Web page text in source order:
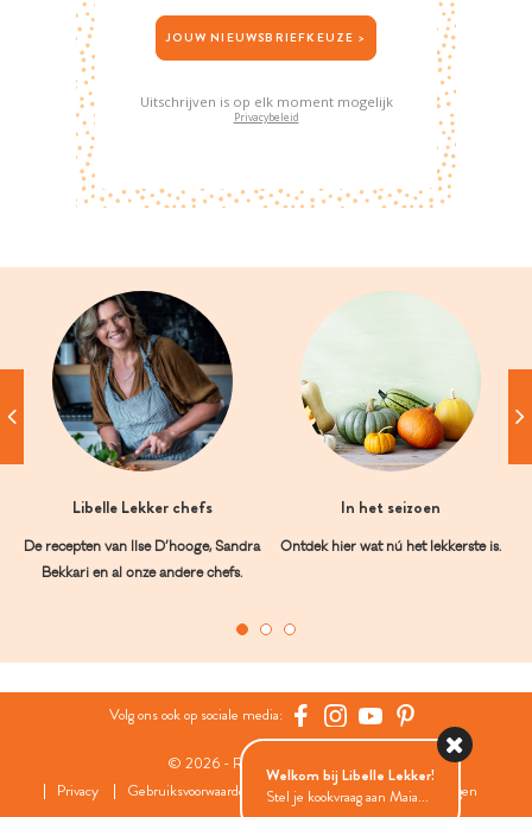
JOUW NIEUWSBRIEFKEUZE >
Uitschrijven is op elk moment mogelijk
Privacybeleid
Libelle Lekker chefs
De recepten van Ilse D’hooge, Sandra
Bekkari en al onze andere chefs.
In het seizoen
Ontdek hier wat nú het lekkerste is.
Volg ons ook op sociale media:
© 2026 - Roularta Media Group
Privacy
Gebruiksvoorwaarden Cookies Cookies instellingen
Welkom bij Libelle Lekker!
Stel je kookvraag aan Maia...